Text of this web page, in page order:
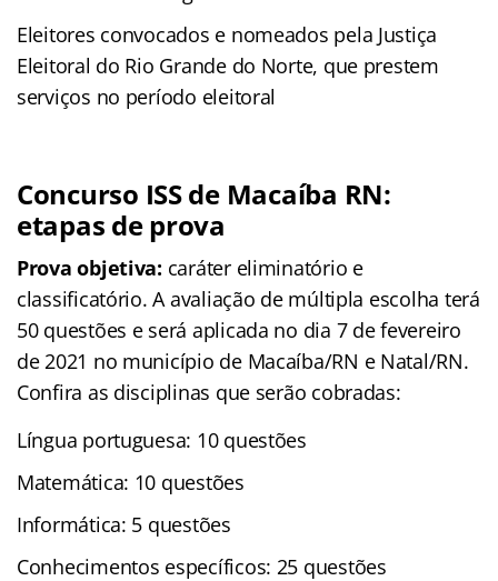
Eleitores convocados e nomeados pela Justiça
Eleitoral do Rio Grande do Norte, que prestem
serviços no período eleitoral
Concurso ISS de Macaíba RN:
etapas de prova
Prova objetiva: caráter eliminatório e
classificatório. A avaliação de múltipla escolha terá
50 questões e será aplicada no dia 7 de fevereiro
de 2021 no município de Macaíba/RN e Natal/RN.
Confira as disciplinas que serão cobradas:
Língua portuguesa: 10 questões
Matemática: 10 questões
Informática: 5 questões
Conhecimentos específicos: 25 questões